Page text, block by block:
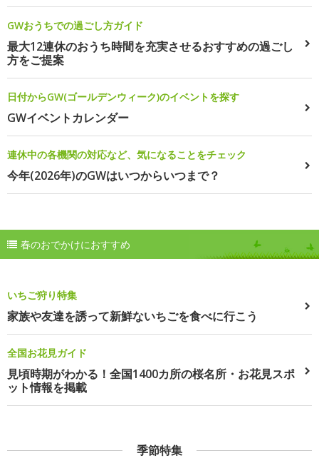
GWおうちでの過ごし方ガイド
最大12連休のおうち時間を充実させるおすすめの過ごし
方をご提案
日付からGW(ゴールデンウィーク)のイベントを探す
GWイベントカレンダー
連休中の各機関の対応など、気になることをチェック
今年(2026年)のGWはいつからいつまで？
春のおでかけにおすすめ
いちご狩り特集
家族や友達を誘って新鮮ないちごを食べに行こう
全国お花見ガイド
見頃時期がわかる！全国1400カ所の桜名所・お花見スポ
ット情報を掲載
季節特集